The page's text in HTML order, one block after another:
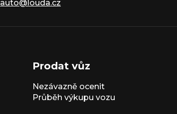
auto@louda.cz
Prodat vůz
Nezávazně ocenit
Průběh výkupu vozu